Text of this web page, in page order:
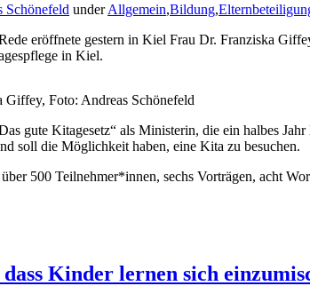
Schönefeld underAllgemein,Bildung,
eröffnete gestern in Kiel Frau Dr. Franziska
in Kiel.
Foto: Andreas Schönefeld
gute Kitagesetz“ als Ministerin, die ein halbes
soll die Möglichkeit haben, eine Kita zu besuchen.
500 Teilnehmer*innen, sechs Vorträgen, acht
Kinder lernen sich